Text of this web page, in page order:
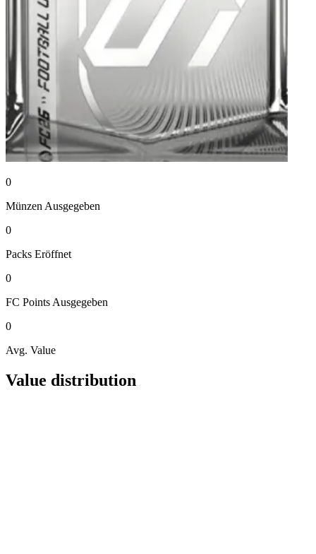
0
Münzen Ausgegeben
0
Packs Eröffnet
0
FC Points Ausgegeben
0
Avg. Value
Value distribution